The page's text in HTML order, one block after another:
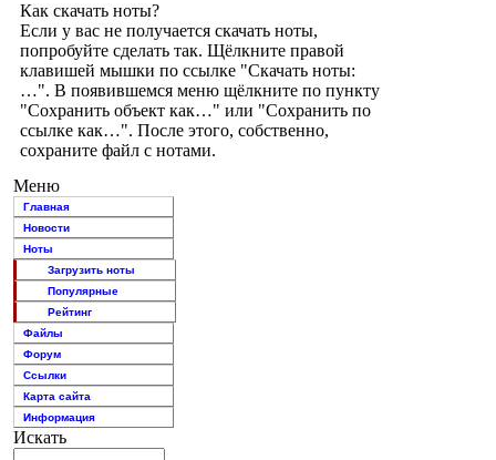
Как скачать ноты?
Если у вас не получается скачать ноты,
попробуйте сделать так. Щёлкните правой
клавишей мышки по ссылке "Скачать ноты:
…". В появившемся меню щёлкните по пункту
"Сохранить объект как…" или "Сохранить по
ссылке как…". После этого, собственно,
сохраните файл с нотами.
Меню
Главная
Новости
Ноты
Загрузить ноты
Популярные
Рейтинг
Файлы
Форум
Ссылки
Карта сайта
Информация
Искать